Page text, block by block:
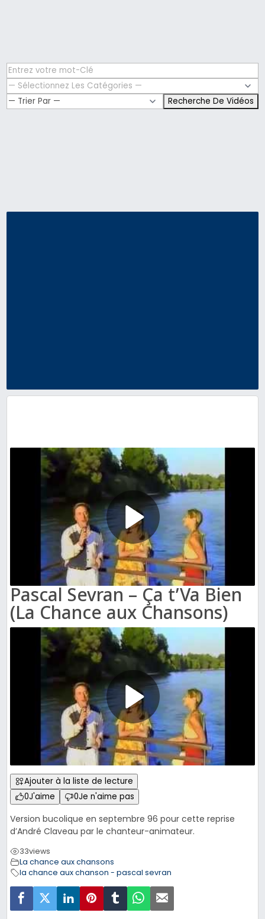
Pascal Sevran – Ça t’Va Bien
(La Chance aux Chansons)
Ajouter à la liste de lecture
0J'aime 0Je n'aime pas
Version bucolique en septembre 96 pour cette reprise
d’André Claveau par le chanteur-animateur.
33views
La chance aux chansons
la chance aux chanson - pascal sevran